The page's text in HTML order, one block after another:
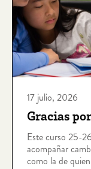
17 julio, 2026
Gracias
Este curso 25-
acompañar
como la de